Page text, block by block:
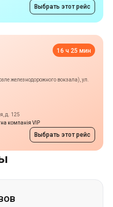
Выбрать этот рейс
16 ч 25 мин
железнодорожного вокзала), ул.
д. 125
компанія VIP
Выбрать этот рейс